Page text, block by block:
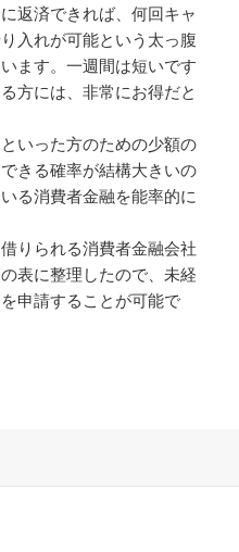
返済できれば、何回キャ
入れが可能という太っ腹
ます。一週間は短いです
方には、非常にお得だと
いった方のための少額の
きる確率が結構大きいの
る消費者金融を能率的に
りられる消費者金融会社
表に整理したので、未経
申請することが可能で